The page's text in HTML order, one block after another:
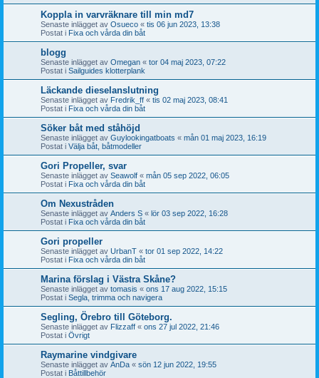
Koppla in varvräknare till min md7
Senaste inlägget av Osueco « tis 06 jun 2023, 13:38
Postat i Fixa och vårda din båt
blogg
Senaste inlägget av Omegan « tor 04 maj 2023, 07:22
Postat i Sailguides klotterplank
Läckande dieselanslutning
Senaste inlägget av Fredrik_ff « tis 02 maj 2023, 08:41
Postat i Fixa och vårda din båt
Söker båt med ståhöjd
Senaste inlägget av Guylookingatboats « mån 01 maj 2023, 16:19
Postat i Välja båt, båtmodeller
Gori Propeller, svar
Senaste inlägget av Seawolf « mån 05 sep 2022, 06:05
Postat i Fixa och vårda din båt
Om Nexustråden
Senaste inlägget av Anders S « lör 03 sep 2022, 16:28
Postat i Fixa och vårda din båt
Gori propeller
Senaste inlägget av UrbanT « tor 01 sep 2022, 14:22
Postat i Fixa och vårda din båt
Marina förslag i Västra Skåne?
Senaste inlägget av tomasis « ons 17 aug 2022, 15:15
Postat i Segla, trimma och navigera
Segling, Örebro till Göteborg.
Senaste inlägget av Flizzaff « ons 27 jul 2022, 21:46
Postat i Övrigt
Raymarine vindgivare
Senaste inlägget av AnDa « sön 12 jun 2022, 19:55
Postat i Båttillbehör